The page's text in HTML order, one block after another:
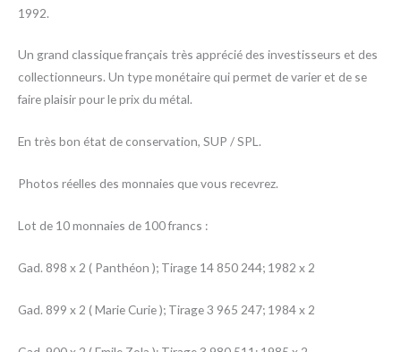
1992.
Un grand classique français très apprécié des investisseurs et des
collectionneurs. Un type monétaire qui permet de varier et de se
faire plaisir pour le prix du métal.
En très bon état de conservation, SUP / SPL.
Photos réelles des monnaies que vous recevrez.
Lot de 10 monnaies de 100 francs :
Gad. 898 x 2 ( Panthéon ); Tirage 14 850 244; 1982 x 2
Gad. 899 x 2 ( Marie Curie ); Tirage 3 965 247; 1984 x 2